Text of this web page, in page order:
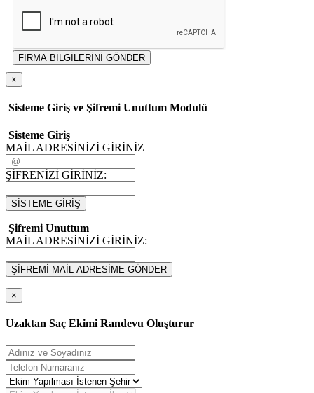
FİRMA BİLGİLERİNİ GÖNDER
×
Sisteme Giriş ve Şifremi Unuttum Modulü
Sisteme Giriş
MAİL ADRESİNİZİ GİRİNİZ
ŞİFRENİZİ GİRİNİZ:
SİSTEME GİRİŞ
Şifremi Unuttum
MAİL ADRESİNİZİ GİRİNİZ:
ŞİFREMİ MAİL ADRESİME GÖNDER
×
Uzaktan Saç Ekimi Randevu Oluşturur